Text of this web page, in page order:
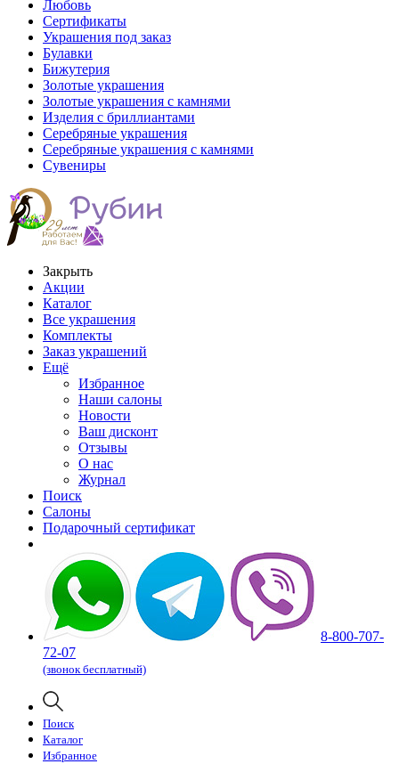
Любовь
Сертификаты
Украшения под заказ
Булавки
Бижутерия
Золотые украшения
Золотые украшения с камнями
Изделия с бриллиантами
Серебряные украшения
Серебряные украшения с камнями
Сувениры
Закрыть
Акции
Каталог
Все украшения
Комплекты
Заказ украшений
Ещё
Избранное
Наши салоны
Новости
Ваш дисконт
Отзывы
О нас
Журнал
Поиск
Салоны
Подарочный сертификат
8-800-707-
72-07
(звонок бесплатный)
Поиск
Каталог
Избранное